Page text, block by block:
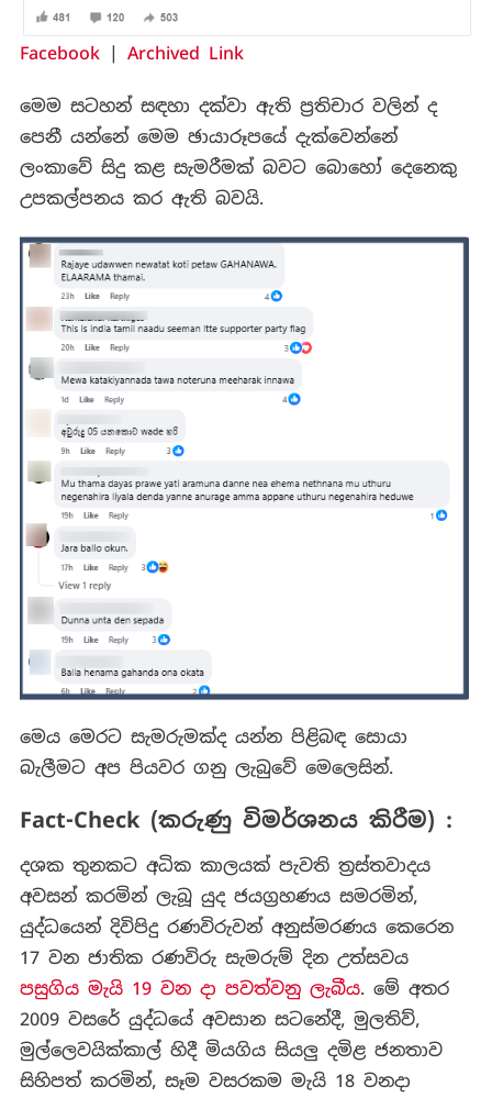
Facebook| Archived Link
මෙම සටහන් සඳහා දක්වා ඇති ප්‍රතිචාර වලින් ද
පෙනී යන්නේ මෙම ඡායාරූපයේ දැක්වෙන්නේ
ලංකාවේ සිදු කළ සැමරීමක් බවට බොහෝ දෙනෙකු
උපකල්පනය කර ඇති බවයි.
මෙය මෙරට සැමරුමක්ද යන්න පිළිබඳ සොයා
බැලීමට අප පියවර ගනු ලැබුවේ මෙලෙසින්.
Fact-Check (කරුණු විමර්ශනය කිරීම) :
දශක තුනකට අධික කාලයක් පැවති ත්‍රස්තවාදය
අවසන් කරමින් ලැබූ යුද ජයග්‍රහණය සමරමින්,
යුද්ධයෙන් දිවිපිදු රණවිරුවන් අනුස්මරණය කෙරෙන
17 වන ජාතික රණවිරු සැමරුම් දින උත්සවය
පසුගිය මැයි 19 වන දා පවත්වනු ලැබීය. මේ අතර
2009 වසරේ යුද්ධයේ අවසාන සටනේදී, මුලතිව්,
මුල්ලෙවයික්කාල් හිදී මියගිය සියලු දමිළ ජනතාව
සිහිපත් කරමින්, සෑම වසරකම මැයි 18 වනදා